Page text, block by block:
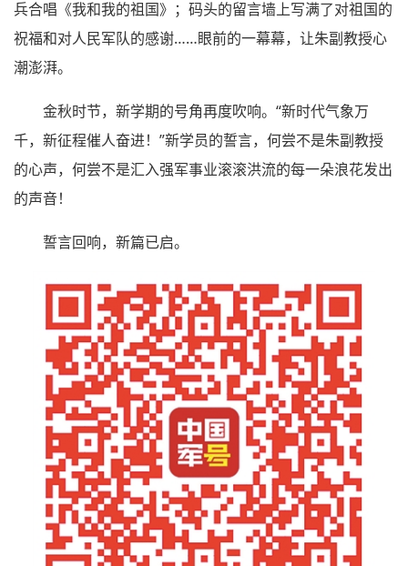
兵合唱《我和我的祖国》；码头的留言墙上写满了对祖国的
祝福和对人民军队的感谢……眼前的一幕幕，让朱副教授心
潮澎湃。
金秋时节，新学期的号角再度吹响。“新时代气象万
千，新征程催人奋进！”新学员的誓言，何尝不是朱副教授
的心声，何尝不是汇入强军事业滚滚洪流的每一朵浪花发出
的声音！
誓言回响，新篇已启。